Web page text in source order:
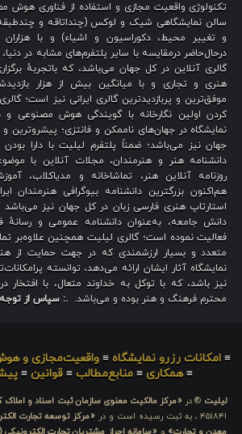
تکنولوژی واقعیت مجازی و استفاده از فناوری هوش
سالن نمایشگاهی شیک و لوکس (چنداتاقه و
و تغییر محیط، دکوراسیون و اشیاء) و با
درحال‌حاضر درمقایسه با سایر پلتفرم‌های مشابه در
هنری و تجاری و با میانگین بیش از هزار
موفق‌ترین و پربازدیدترین گالری ایرانی نیز است؛
کردن اولین نگارخانه با گویندگی هوش مصنوعی و
نمایشگاه در جهان‌های ناممکن و فانتزی؛ پیشروترین و
جهان نیز می‌باشد؛ ضمناً پلتفرم لیلیت با دارا
دانشنامه هنر و هنرمندان، مجلات آنلاین با
روزنامه آنلاین هنر، تماشاخانه و مدیاکلاب،
هم‌اکنون بزرگترین دانشنامه بیوگرافی هنرمندان
استارتاپ هنری فارسی زبان در کل جهان نیز
دانش جامعه، به‌عنوان دانشنامه عمومی و رسانهٔ
فعالیت نموده است؛ گالری لیلیت همچنین علاوه‌بر
متعدد و بسیار ارزشمندی که در جهت حمایت از
نمایشگاه آثار ایشان ارائه می‌دهد، توانسته
نیز باشد، که با توکل به خداوند متعال، با افتخار
محترم فرهنگ و هنر بوده و می‌باشد. .: سپاس از
≡ امکانات رزرو نمایشگاه ≡ واقعیت‌مجازی و
≡همکاری ≡منابع‌مطالب ≡قوانین ≡
لیلیت ® در «مرکز مالکیت معنوی سازمان ثبت اسناد و املاک
۴۵۱۸۴۱ ، به ثبت رسیده است و در
«مرکز توسعه تجارت